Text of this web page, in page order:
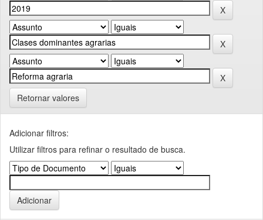
Retornar valores
Adicionar filtros:
Utilizar filtros para refinar o resultado de busca.